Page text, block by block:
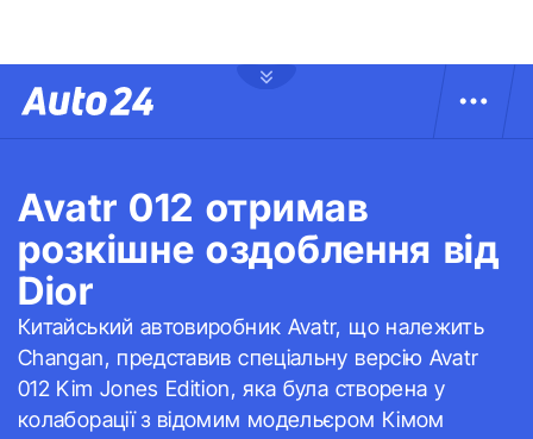
Avatr 012 отримав
розкішне оздоблення від
Dior
Китайський автовиробник Avatr, що належить
Changan, представив спеціальну версію Avatr
012 Kim Jones Edition, яка була створена у
колаборації з відомим модельєром Кімом